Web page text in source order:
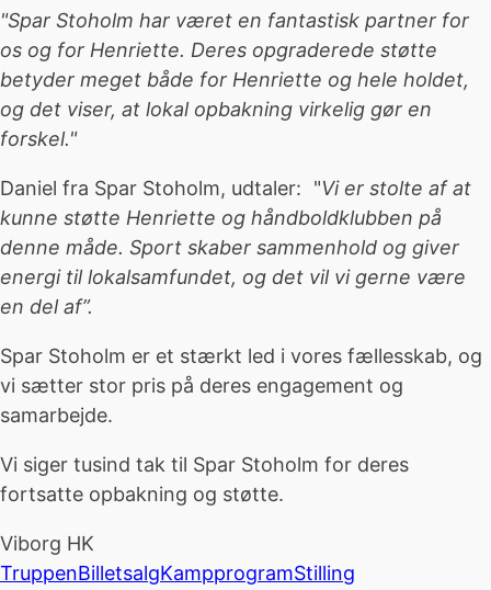
"Spar Stoholm har været en fantastisk partner for
os og for Henriette. Deres opgraderede støtte
betyder meget både for Henriette og hele holdet,
og det viser, at lokal opbakning virkelig gør en
forskel."
Daniel fra Spar Stoholm, udtaler: "Vi er stolte af at
kunne støtte Henriette og håndboldklubben på
denne måde. Sport skaber sammenhold og giver
energi til lokalsamfundet, og det vil vi gerne være
en del af”.
Spar Stoholm er et stærkt led i vores fællesskab, og
vi sætter stor pris på deres engagement og
samarbejde.
Vi siger tusind tak til Spar Stoholm for deres
fortsatte opbakning og støtte.
Viborg HK
TruppenBilletsalgKampprogramStilling